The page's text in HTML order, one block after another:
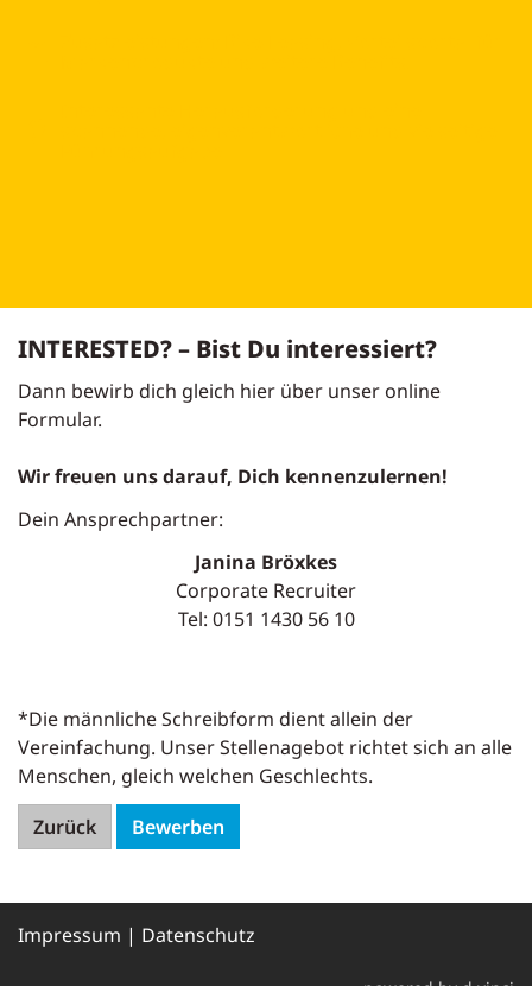
INTERESTED? – Bist Du interessiert?
Dann bewirb dich gleich hier über unser online
Formular.
Wir freuen uns darauf, Dich kennenzulernen!
Dein Ansprechpartner:
Janina Bröxkes
Corporate Recruiter
Tel: 0151 1430 56 10
*Die männliche Schreibform dient allein der
Vereinfachung. Unser Stellenagebot richtet sich an alle
Menschen, gleich welchen Geschlechts.
Zurück
Bewerben
Impressum | Datenschutz